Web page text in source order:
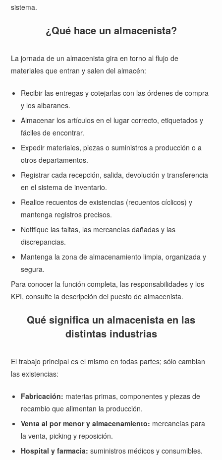
sistema.
¿Qué hace un almacenista?
La jornada de un almacenista gira en torno al flujo de
materiales que entran y salen del almacén:
Recibir las entregas y cotejarlas con las órdenes de compra
y los albaranes.
Almacenar los artículos en el lugar correcto, etiquetados y
fáciles de encontrar.
Expedir materiales, piezas o suministros a producción o a
otros departamentos.
Registrar cada recepción, salida, devolución y transferencia
en el sistema de inventario.
Realice recuentos de existencias (recuentos cíclicos) y
mantenga registros precisos.
Notifique las faltas, las mercancías dañadas y las
discrepancias.
Mantenga la zona de almacenamiento limpia, organizada y
segura.
Para conocer la función completa, las responsabilidades y los
KPI, consulte ladescripción del puesto de almacenista.
Qué significa un almacenista en las
distintas industrias
El trabajo principal es el mismo en todas partes; sólo cambian
las existencias:
Fabricación: materias primas, componentes y piezas de
recambio que alimentan la producción.
Venta al por menor y almacenamiento: mercancías para
la venta, picking y reposición.
Hospital y farmacia: suministros médicos y consumibles.